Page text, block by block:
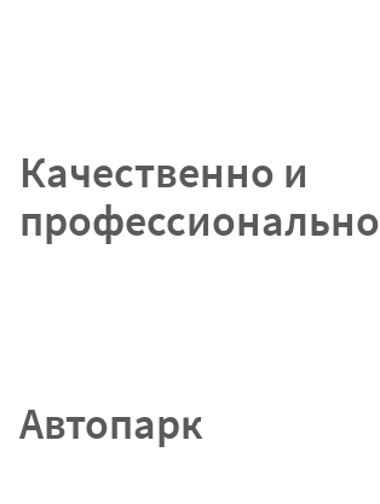
Качественно и
профессионально
Автопарк